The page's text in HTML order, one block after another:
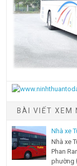
BÀI VIẾT XEM
Nhà xe
Nhà xe
Phan
phường